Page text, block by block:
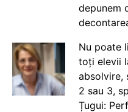
depunem
Nu poate
toți elevii
absolvire,
2 sau 3,
Țugui: